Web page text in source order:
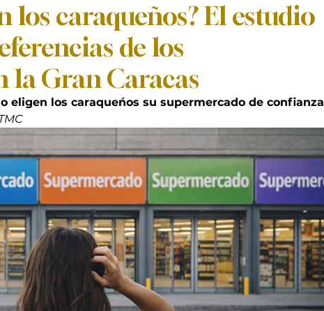
los caraqueños? El estudio
de los
la Gran Caracas
eligen los caraqueńos su supermercado de confianza